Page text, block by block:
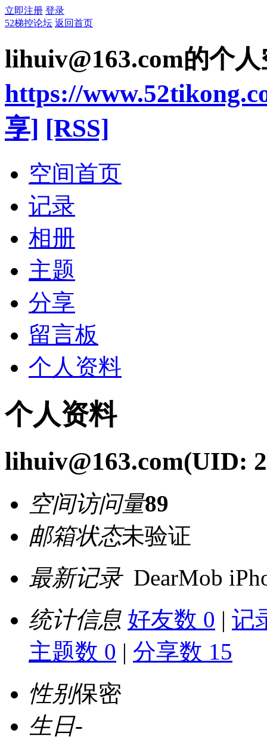
立即注册 登录
52梯控论坛 返回首页
lihuiv@163.com的个
https://
享] [RSS]
空间首页
记录
相册
主题
分享
留言板
个人资料
个人资料
lihuiv@163.com(UID:
空间访问量89
邮箱状态未验证
最新记录 DearMob
统计信息 好友数 0 | 记
主题数 0 | 分享数 15
性别保密
生日-